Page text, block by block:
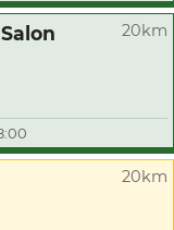
20km
20km